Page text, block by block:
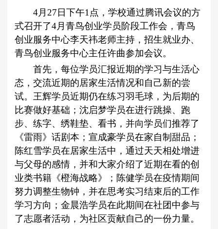
4月27日下午1点，学校通过腾讯会议的方
式召开了4月青鸟创业学员阶段工作会，青鸟
创业服务中心李天祎老师主持，招生就业办、
青鸟创业服务中心主任许曲参加会议。
首先，每位学员汇报近期的学习与生活心
态，交流近期的居家生活情况和自己新的尝
试。王辉学员近期仍在练习羽毛球，为后期的
比赛做好基础；沈启梦学员在进行跳操、跑
步、练字、绣鞋垫、看书，并向学员们推荐了
《雷雨》话剧本；宣成豪学员在家自制甜品；
陈红雪学员在居家生活中，通过天天相处增进
与父母的感情，并和大家介绍了近期在看的创
业类书籍《橙海战略》；陈健学员在疫情期间
努力调整生物钟，并在思考实习结束后的工作
学习方向；金晨浩学员在此期间在社团中参与
了志愿者活动，为社区贡献自己的一份力量。